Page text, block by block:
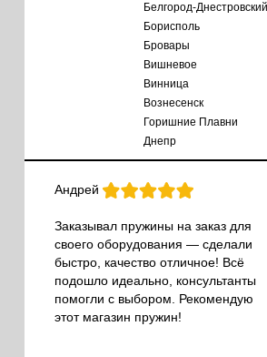
Белгород-Днестровский
Борисполь
Бровары
Вишневое
Винница
Вознесенск
Горишние Плавни
Днепр
Андрей
Заказывал пружины на заказ для
своего оборудования — сделали
быстро, качество отличное! Всё
подошло идеально, консультанты
помогли с выбором. Рекомендую
этот магазин пружин!